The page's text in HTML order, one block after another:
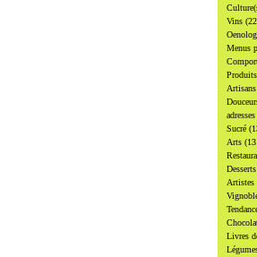
Vins
Menus
Produits
Artisans
adresses
Sucré
Arts
Desserts
Artistes
Livres